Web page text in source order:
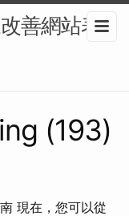
善網站表
(193)
現在，您可以從